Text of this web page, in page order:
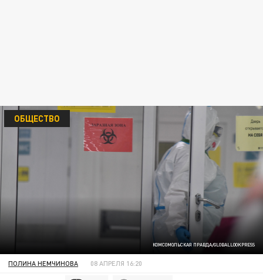
КОМСОМОЛЬСКАЯ ПРАВДА/GLOBALLOOKPRESS
ОБЩЕСТВО
ПОЛИНА НЕМЧИНОВА 08 АПРЕЛЯ 16:20